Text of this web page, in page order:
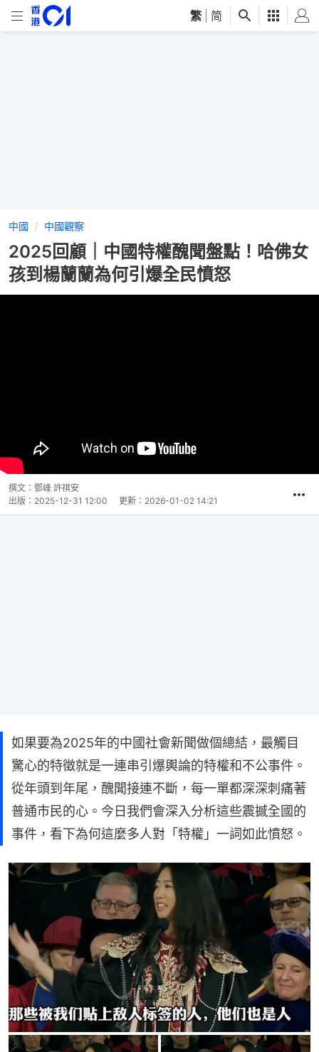
繁 简
中國 中國觀察
2025回顧｜中國特權醜聞盤點！哈佛女
孩到楊蘭蘭為何引爆全民憤怒
撰文： 鄧峰 許祺安
出版： 2025-12-31 12:00 更新： 2026-01-02 14:21
如果要為2025年的中國社會新聞做個總結，最觸目
驚心的特徵就是一連串引爆輿論的特權和不公事件。
從年頭到年尾，醜聞接連不斷，每一單都深深刺痛著
普通市民的心。今日我們會深入分析這些震撼全國的
事件，看下為何這麼多人對「特權」一詞如此憤怒。